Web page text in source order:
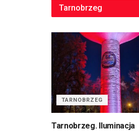
Tarnobrzeg
TARNOBRZEG
Tarnobrzeg. Iluminacja